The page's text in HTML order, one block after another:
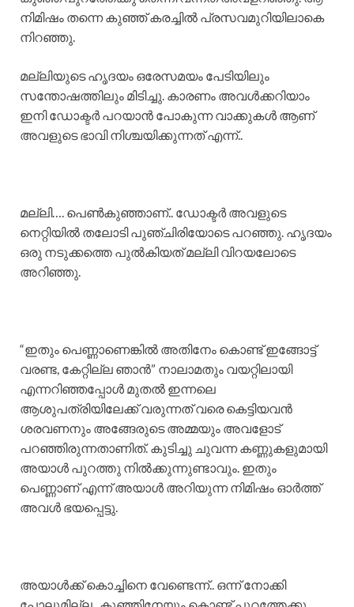
നിമിഷം തന്നെ കുഞ്ഞ് കരച്ചിൽ പ്രസവമുറിയിലാകെ
നിറഞ്ഞു.
മല്ലിയുടെ ഹൃദയം ഒരേസമയം പേടിയിലും
സന്തോഷത്തിലും മിടിച്ചു. കാരണം അവൾക്കറിയാം
ഇനി ഡോക്ടർ പറയാൻ പോകുന്ന വാക്കുകൾ ആണ്
അവളുടെ ഭാവി നിശ്ചയിക്കുന്നത് എന്ന്..
മല്ലി…. പെൺകുഞ്ഞാണ്.. ഡോക്ടർ അവളുടെ
നെറ്റിയിൽ തലോടി പുഞ്ചിരിയോടെ പറഞ്ഞു. ഹൃദയം
ഒരു നടുക്കത്തെ പുൽകിയത് മല്ലി വിറയലോടെ
അറിഞ്ഞു.
“ഇതും പെണ്ണാണെങ്കിൽ അതിനേം കൊണ്ട് ഇങ്ങോട്ട്
വരണ്ട, കേറ്റില്ല ഞാൻ” നാലാമതും വയറ്റിലായി
എന്നറിഞ്ഞപ്പോൾ മുതൽ ഇന്നലെ
ആശുപത്രിയിലേക്ക് വരുന്നത് വരെ കെട്ടിയവൻ
ശരവണനും അങ്ങേരുടെ അമ്മയും അവളോട്‌
പറഞ്ഞിരുന്നതാണിത്. കുടിച്ചു ചുവന്ന കണ്ണുകളുമായി
അയാൾ പുറത്തു നിൽക്കുന്നുണ്ടാവും. ഇതും
പെണ്ണാണ് എന്ന് അയാൾ അറിയുന്ന നിമിഷം ഓർത്ത്
അവൾ ഭയപ്പെട്ടു.
അയാൾക്ക്‌ കൊച്ചിനെ വേണ്ടെന്ന്.. ഒന്ന് നോക്കി